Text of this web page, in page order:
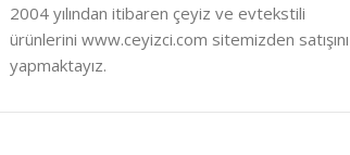
2004 yılından itibaren çeyiz ve evtekstili
ürünlerini www.ceyizci.com sitemizden satışını
yapmaktayız.